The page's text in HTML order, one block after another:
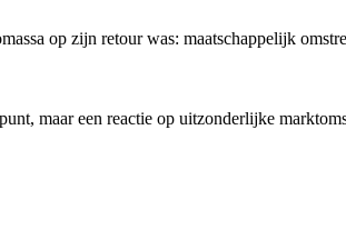
op zijn retour was: maatschappelijk
maar een reactie op uitzonderlijke